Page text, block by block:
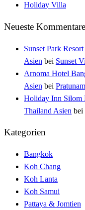
Holiday Villa
Neueste Kommentare
Sunset Park
Asien bei Sunset
Arnoma Hotel
Asien bei
Holiday Inn Silom
Thailand Asien bei
Kategorien
Bangkok
Koh Chang
Koh Lanta
Koh Samui
Pattaya & Jomtien